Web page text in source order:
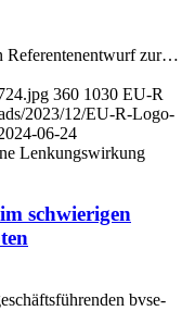
Referentenentwurf zur…
360 1030 EU-R
2023/12/EU-R-Logo-
06-24
Lenkungswirkung
schwierigen
bvse-